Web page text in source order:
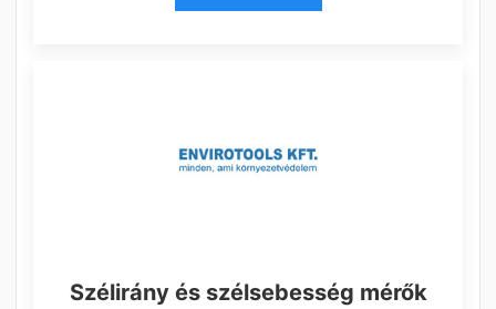
Szélirány és szélsebesség mérők